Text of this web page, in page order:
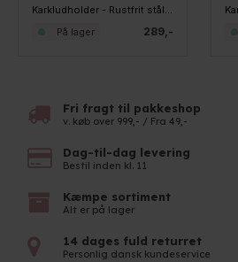
Karkludholder - Rustfrit stål - Til stålvaske
289,-
På lager
Fri fragt til pakkeshop
v. køb over 999,- / Fra 49,-
Dag-til-dag levering
Bestil inden kl. 11
Kæmpe sortiment
Alt er på lager
14 dages fuld returret
Personlig dansk kundeservice